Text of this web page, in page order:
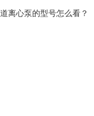
离心泵的型号怎么看？